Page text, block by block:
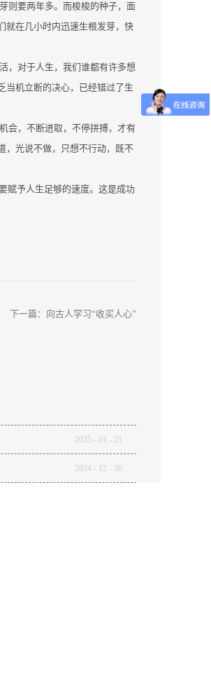
则要两年多。而梭梭的种子，面
就在几小时内迅速生根发芽，快
，对于人生，我们谁都有许多想
当机立断的决心，已经错过了生
会，不断进取，不停拼搏，才有
，光说不做，只想不行动，既不
赋予人生足够的速度。这是成功
下一篇： 向古人学习“收买人心”
2025 - 01 - 21
2024 - 12 - 30